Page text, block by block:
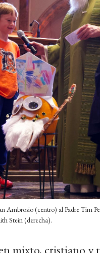
Ambrosio (centro) al Padre Tim
Stein (derecha).
mixto, cristiano y